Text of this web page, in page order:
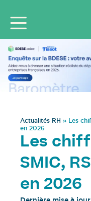
Actualités RH » Les
en 2026
Les
SMIC,
en 2026